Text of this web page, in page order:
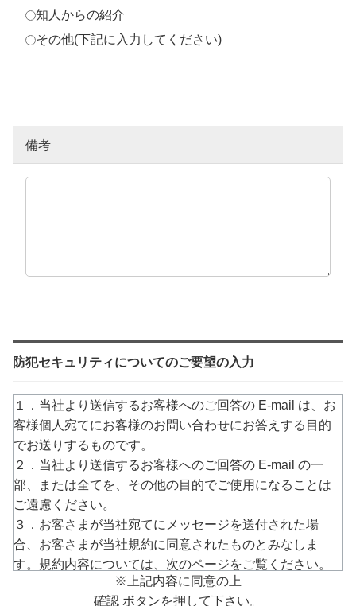
知人からの紹介
その他(下記に入力してください)
備考
防犯セキュリティについてのご要望の入力
１．当社より送信するお客様へのご回答の E-mail は、お
客様個人宛てにお客様のお問い合わせにお答えする目的
でお送りするものです。
２．当社より送信するお客様へのご回答の E-mail の一
部、または全てを、その他の目的でご使用になることは
ご遠慮ください。
３．お客さまが当社宛てにメッセージを送付された場
合、お客さまが当社規約に同意されたものとみなしま
す。規約内容については、次のページをご覧ください。
https://www.arucom.ne.jp/rule/index.html
※上記内容に同意の上
確認 ボタンを押して下さい。